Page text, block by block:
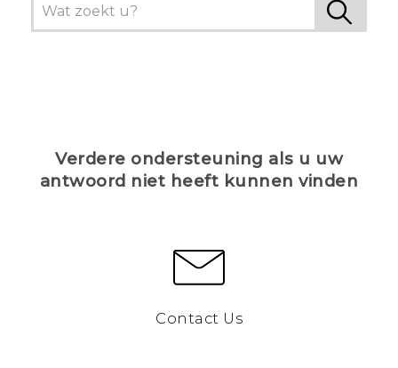
Verdere ondersteuning als u uw
antwoord niet heeft kunnen vinden
Contact Us